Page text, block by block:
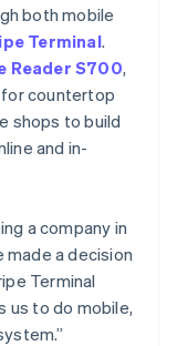
both mobile
Terminal.
Reader S700,
for countertop
shops to build
and in-
a company in
made a decision
Terminal
us to do mobile,